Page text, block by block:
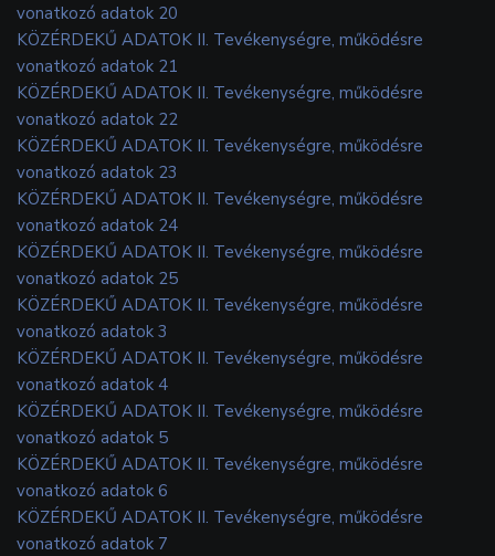
vonatkozó adatok 20
KÖZÉRDEKŰ ADATOK II. Tevékenységre, működésre
vonatkozó adatok 21
KÖZÉRDEKŰ ADATOK II. Tevékenységre, működésre
vonatkozó adatok 22
KÖZÉRDEKŰ ADATOK II. Tevékenységre, működésre
vonatkozó adatok 23
KÖZÉRDEKŰ ADATOK II. Tevékenységre, működésre
vonatkozó adatok 24
KÖZÉRDEKŰ ADATOK II. Tevékenységre, működésre
vonatkozó adatok 25
KÖZÉRDEKŰ ADATOK II. Tevékenységre, működésre
vonatkozó adatok 3
KÖZÉRDEKŰ ADATOK II. Tevékenységre, működésre
vonatkozó adatok 4
KÖZÉRDEKŰ ADATOK II. Tevékenységre, működésre
vonatkozó adatok 5
KÖZÉRDEKŰ ADATOK II. Tevékenységre, működésre
vonatkozó adatok 6
KÖZÉRDEKŰ ADATOK II. Tevékenységre, működésre
vonatkozó adatok 7